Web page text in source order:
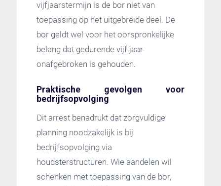
vijfjaarstermijn is de bor niet van
toepassing op het uitgebreide deel. De
bor geldt wel voor het oorspronkelijke
belang dat gedurende vijf jaar
onafgebroken is gehouden.
Praktische gevolgen voor
bedrijfsopvolging
Dit arrest benadrukt dat zorgvuldige
planning noodzakelijk is bij
bedrijfsopvolging via
houdsterstructuren. Wie aandelen wil
schenken met toepassing van de bor,